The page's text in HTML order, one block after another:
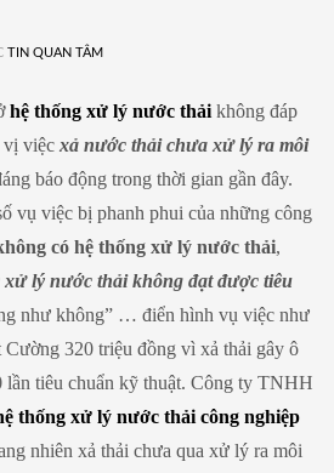
TIN QUAN TÂM
hệ thống xử lý nước thải không đáp
vị việc xả nước thải chưa xử lý ra môi
báo động trong thời gian gần đây.
vụ việc bị phanh phui của những công
có hệ thống xử lý nước thải,
xử lý nước thải không đạt được tiêu
như không” … điển hình vụ việc như
320 triệu đồng vì xả thải gây ô
lần tiêu chuẩn kỹ thuật. Công ty TNHH
thống xử lý nước thải công nghiệp
nhiên xả thải chưa qua xử lý ra môi